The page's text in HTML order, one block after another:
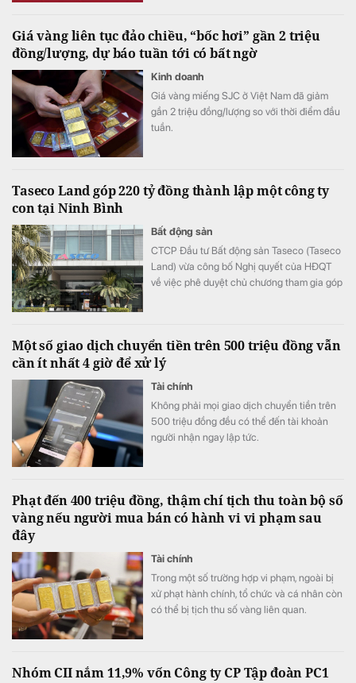
Giá vàng liên tục đảo chiều, “bốc hơi” gần 2 triệu
đồng/lượng, dự báo tuần tới có bất ngờ
Kinh doanh
Giá vàng miếng SJC ở Việt Nam đã giảm
gần 2 triệu đồng/lượng so với thời điểm đầu
tuần.
Taseco Land góp 220 tỷ đồng thành lập một công ty
con tại Ninh Bình
Bất động sản
CTCP Đầu tư Bất động sản Taseco (Taseco
Land) vừa công bố Nghị quyết của HĐQT
về việc phê duyệt chủ chương tham gia góp
Một số giao dịch chuyển tiền trên 500 triệu đồng vẫn
cần ít nhất 4 giờ để xử lý
Tài chính
Không phải mọi giao dịch chuyển tiền trên
500 triệu đồng đều có thể đến tài khoản
người nhận ngay lập tức.
Phạt đến 400 triệu đồng, thậm chí tịch thu toàn bộ số
vàng nếu người mua bán có hành vi vi phạm sau
đây
Tài chính
Trong một số trường hợp vi phạm, ngoài bị
xử phạt hành chính, tổ chức và cá nhân còn
có thể bị tịch thu số vàng liên quan.
Nhóm CII nắm 11,9% vốn Công ty CP Tập đoàn PC1